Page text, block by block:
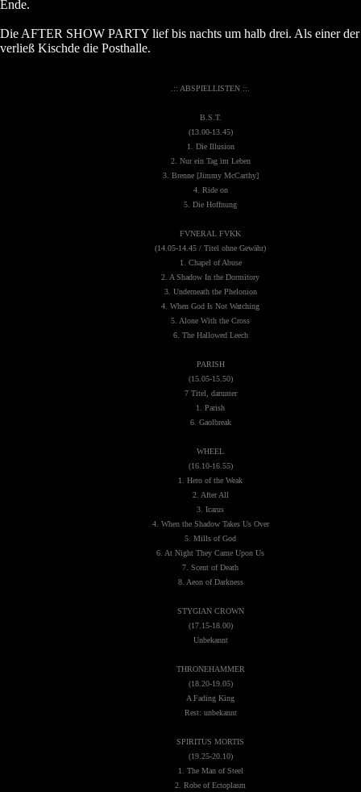
Ende.
Die AFTER SHOW PARTY lief bis nachts um halb drei. Als einer
verließ Kischde die Posthalle.
.:: ABSPIELLISTEN ::.
B.S.T.
(13.00-13.45)
1. Die Illusion
2. Nur ein Tag im Leben
3. Brenne [Jimmy McCarthy]
4. Ride on
5. Die Hoffnung
FVNERAL FVKK
(14.05-14.45 / Titel ohne Gewähr)
1. Chapel of Abuse
2. A Shadow In the Dormitory
3. Underneath the Phelonion
4. When God Is Not Watching
5. Alone With the Cross
6. The Hallowed Leech
PARISH
(15.05-15.50)
7 Titel, darunter
1. Parish
6. Gaolbreak
WHEEL
(16.10-16.55)
1. Hero of the Weak
2. After All
3. Icarus
4. When the Shadow Takes Us Over
5. Mills of God
6. At Night They Came Upon Us
7. Scent of Death
8. Aeon of Darkness
STYGIAN CROWN
(17.15-18.00)
Unbekannt
THRONEHAMMER
(18.20-19.05)
A Fading King
Rest: unbekannt
SPIRITUS MORTIS
(19.25-20.10)
1. The Man of Steel
2. Robe of Ectoplasm